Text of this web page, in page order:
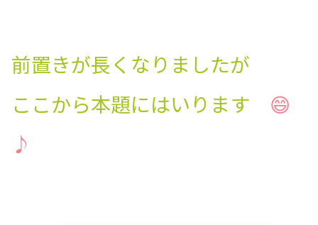
前置きが長くなりましたが
ここから本題にはいります 😄
♪